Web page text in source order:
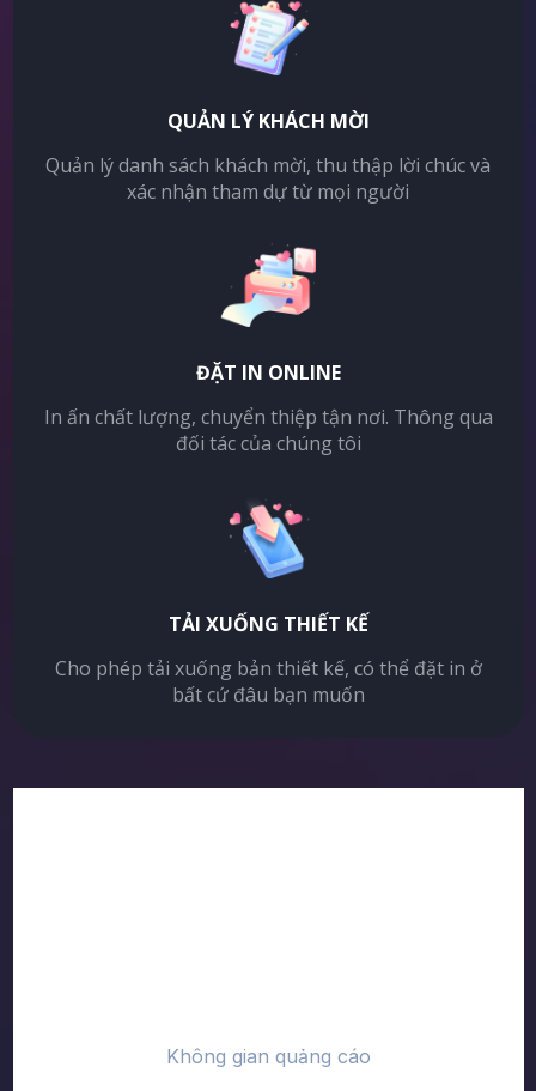
QUẢN LÝ KHÁCH MỜI
Quản lý danh sách khách mời, thu thập lời chúc và
xác nhận tham dự từ mọi người
ĐẶT IN ONLINE
In ấn chất lượng, chuyển thiệp tận nơi. Thông qua
đối tác của chúng tôi
TẢI XUỐNG THIẾT KẾ
Cho phép tải xuống bản thiết kế, có thể đặt in ở
bất cứ đâu bạn muốn